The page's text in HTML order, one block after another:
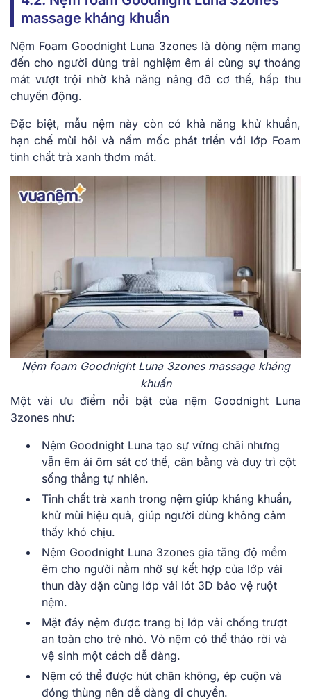
massage kháng khuẩn
Nệm Foam Goodnight Luna 3zones là dòng nệm mang
đến cho người dùng trải nghiệm êm ái cùng sự thoáng
mát vượt trội nhờ khả năng nâng đỡ cơ thể, hấp thu
chuyển động.
Đặc biệt, mẫu nệm này còn có khả năng khử khuẩn,
hạn chế mùi hôi và nấm mốc phát triển với lớp Foam
tinh chất trà xanh thơm mát.
Nệm foam Goodnight Luna 3zones massage kháng
khuẩn
Một vài ưu điểm nổi bật của nệm Goodnight Luna
3zones như:
Nệm Goodnight Luna tạo sự vững chãi nhưng
vẫn êm ái ôm sát cơ thể, cân bằng và duy trì cột
sống thẳng tự nhiên.
Tinh chất trà xanh trong nệm giúp kháng khuẩn,
khử mùi hiệu quả, giúp người dùng không cảm
thấy khó chịu.
Nệm Goodnight Luna 3zones gia tăng độ mềm
êm cho người nằm nhờ sự kết hợp của lớp vải
thun dày dặn cùng lớp vải lót 3D bảo vệ ruột
nệm.
Mặt đáy nệm được trang bị lớp vải chống trượt
an toàn cho trẻ nhỏ. Vỏ nệm có thể tháo rời và
vệ sinh một cách dễ dàng.
Nệm có thể được hút chân không, ép cuộn và
đóng thùng nên dễ dàng di chuyển.